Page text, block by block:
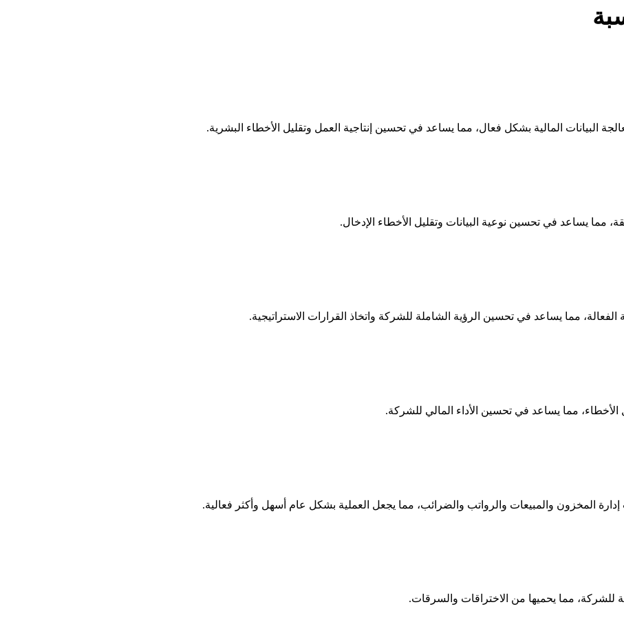
البيانات المالية بشكل فعال، مما يساعد في تحسين إنتاجية العمل وتقليل الأخطاء البشرية.
مما يساعد في تحسين نوعية البيانات وتقليل الأخطاء الإدخال.
الفعالة، مما يساعد في تحسين الرؤية الشاملة للشركة واتخاذ القرارات الاستراتيجية.
مما يساعد في تحسين الأداء المالي للشركة.
المخزون والمبيعات والرواتب والضرائب، مما يجعل العملية بشكل عام أسهل وأكثر فعالية.
للشركة، مما يحميها من الاختراقات والسرقات.